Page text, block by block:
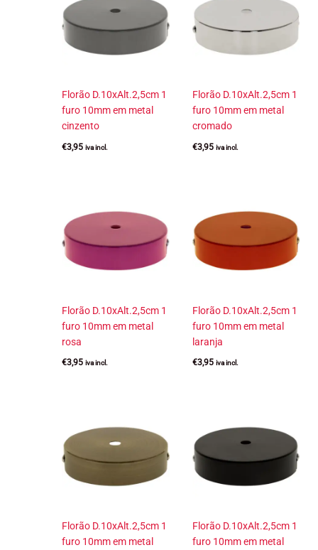
Florão D.10xAlt.2,5cm 1
furo 10mm em metal
cinzento
€3,95 iva incl.
Florão D.10xAlt.2,5cm 1
furo 10mm em metal
cromado
€3,95 iva incl.
Florão D.10xAlt.2,5cm 1
furo 10mm em metal
rosa
€3,95 iva incl.
Florão D.10xAlt.2,5cm 1
furo 10mm em metal
laranja
€3,95 iva incl.
Florão D.10xAlt.2,5cm 1
furo 10mm em metal
Florão D.10xAlt.2,5cm 1
furo 10mm em metal